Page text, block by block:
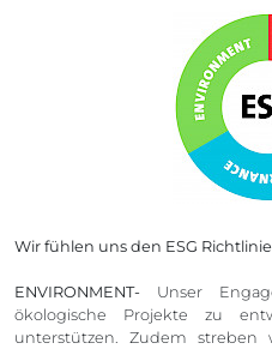
Wir fühlen uns den ESG
ENVIRONMENT- Unser
ökologische Projekte zu
unterstützen. Zudem streben